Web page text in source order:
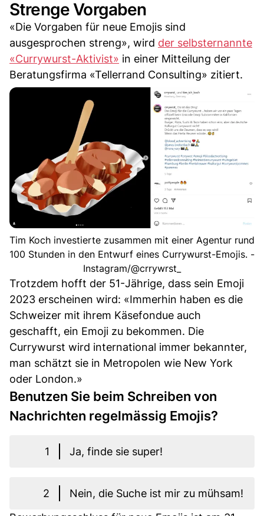
Strenge Vorgaben
«Die Vorgaben für neue Emojis sind
ausgesprochen streng», wird der selbsternannte
«Currywurst-Aktivist» in einer Mitteilung der
Beratungsfirma «Tellerrand Consulting» zitiert.
Tim Koch investierte zusammen mit einer Agentur rund
100 Stunden in den Entwurf eines Currywurst-Emojis. -
Instagram/@crrywrst_
Trotzdem hofft der 51-Jährige, dass sein Emoji
2023 erscheinen wird: «Immerhin haben es die
Schweizer mit ihrem Käsefondue auch
geschafft, ein Emoji zu bekommen. Die
Currywurst wird international immer bekannter,
man schätzt sie in Metropolen wie New York
oder London.»
Benutzen Sie beim Schreiben von
Nachrichten regelmässig Emojis?
1 Ja, finde sie super!
2
Nein, die Suche ist mir zu mühsam!